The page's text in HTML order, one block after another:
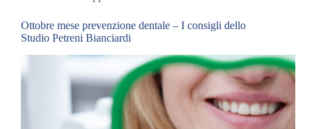
Ottobre mese prevenzione dentale – I consigli dello
Studio Petreni Bianciardi